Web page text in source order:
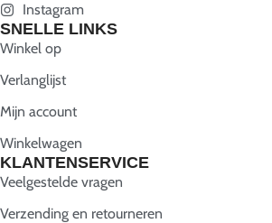
Instagram
SNELLE LINKS
Winkel op
Verlanglijst
Mijn account
Winkelwagen
KLANTENSERVICE
Veelgestelde vragen
Verzending en retourneren